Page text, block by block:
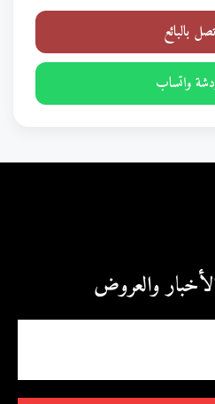
بالبائع
واتساب
والعروض